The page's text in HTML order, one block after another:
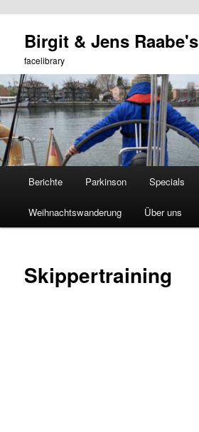
primären
springen
Birgit & Jens Raabe's
facelibrary
Berichte Parkinson Specials
Weihnachtswanderung Über uns
Skippertraining